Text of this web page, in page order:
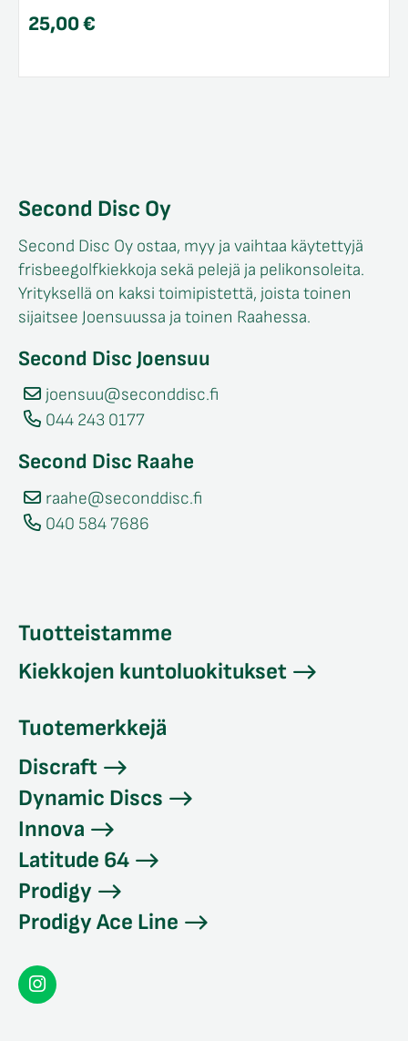
25,00€
Second Disc Oy
Second Disc Oy ostaa, myy ja vaihtaa käytettyjä
frisbeegolfkiekkoja sekä pelejä ja pelikonsoleita.
Yrityksellä on kaksi toimipistettä, joista toinen
sijaitsee Joensuussa ja toinen Raahessa.
Second Disc Joensuu
joensuu@seconddisc.fi
044 243 0177
Second Disc Raahe
raahe@seconddisc.fi
040 584 7686
Tuotteistamme
Kiekkojen kuntoluokitukset
Tuotemerkkejä
Discraft
Dynamic Discs
Innova
Latitude 64
Prodigy
Prodigy Ace Line
Seconddisc